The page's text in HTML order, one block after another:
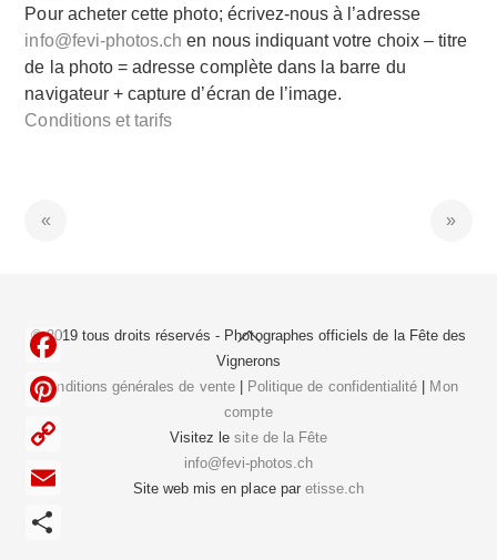
Pour acheter cette photo; écrivez-nous à l’adresse
info@fevi-photos.ch en nous indiquant votre choix – titre
de la photo = adresse complète dans la barre du
navigateur + capture d’écran de l’image.
Conditions et tarifs
Back
To
Top
© 2019 tous droits réservés - Photographes officiels de la Fête des
Vignerons
Conditions générales de vente| Politique de confidentialité
Mon
compte
Visitez lesite de la Fête
info@fevi-photos.ch
Site web mis en place par etisse.ch
F
c
e
b
C